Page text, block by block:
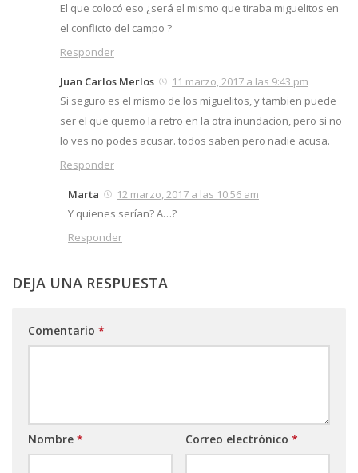
El que colocó eso ¿será el mismo que tiraba miguelitos en
el conflicto del campo ?
Responder
Juan Carlos Merlos
11 marzo, 2017 a las 9:43 pm
Si seguro es el mismo de los miguelitos, y tambien puede
ser el que quemo la retro en la otra inundacion, pero si no
lo ves no podes acusar. todos saben pero nadie acusa.
Responder
Marta
12 marzo, 2017 a las 10:56 am
Y quienes serían? A…?
Responder
DEJA UNA RESPUESTA
Comentario *
Nombre * Correo electrónico *